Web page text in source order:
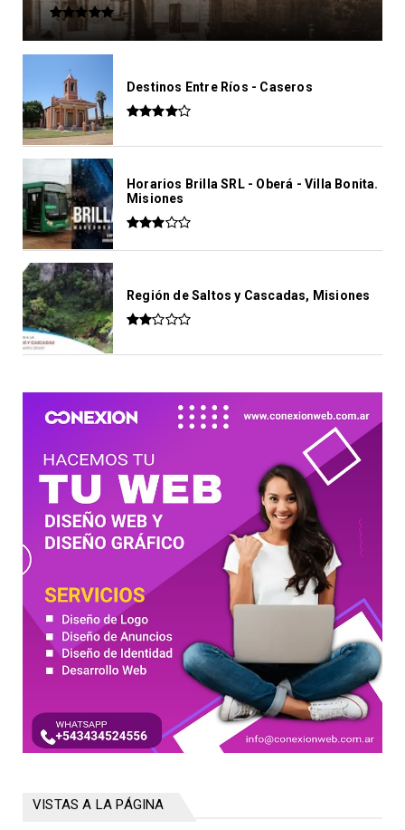
Destinos Entre Ríos - Caseros
Horarios Brilla SRL - Oberá - Villa Bonita.
Misiones
Región de Saltos y Cascadas, Misiones
VISTAS A LA PÁGINA